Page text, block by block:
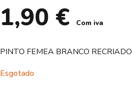
1,90 € Com iva
PINTO FEMEA BRANCO RECRIADO
Esgotado